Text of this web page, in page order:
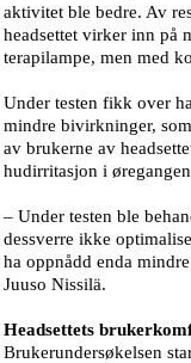
aktivitet ble bedre. Av
headsettet virker inn på
terapilampe, men med
Under testen fikk over
mindre bivirkninger,
av brukerne av
hudirritasjon i
– Under testen ble
dessverre ikke
ha oppnådd enda
Juuso Nissilä.
Headsettets
Brukerundersøkelsen